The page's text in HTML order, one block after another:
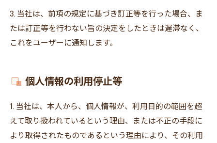
3. 当社は、前項の規定に基づき訂正等を行った場合、ま
たは訂正等を行わない旨の決定をしたときは遅滞なく、
これをユーザーに通知します。
個人情報の利用停止等
1. 当社は、本人から、個人情報が、利用目的の範囲を超
えて取り扱われているという理由、または不正の手段に
より取得されたものであるという理由により、その利用